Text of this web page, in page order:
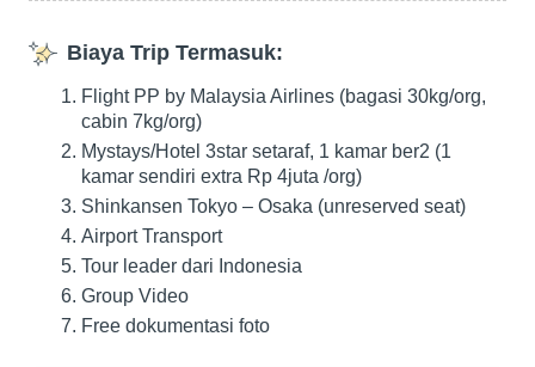
Biaya Trip Termasuk:
Flight PP by Malaysia Airlines (bagasi 30kg/org,
cabin 7kg/org)
Mystays/Hotel 3star setaraf, 1 kamar ber2 (1
kamar sendiri extra Rp 4juta /org)
Shinkansen Tokyo – Osaka (unreserved seat)
Airport Transport
Tour leader dari Indonesia
Group Video
Free dokumentasi foto